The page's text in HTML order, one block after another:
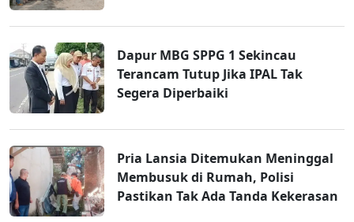
Dapur MBG SPPG 1 Sekincau
Terancam Tutup Jika IPAL Tak
Segera Diperbaiki
Pria Lansia Ditemukan Meninggal
Membusuk di Rumah, Polisi
Pastikan Tak Ada Tanda Kekerasan